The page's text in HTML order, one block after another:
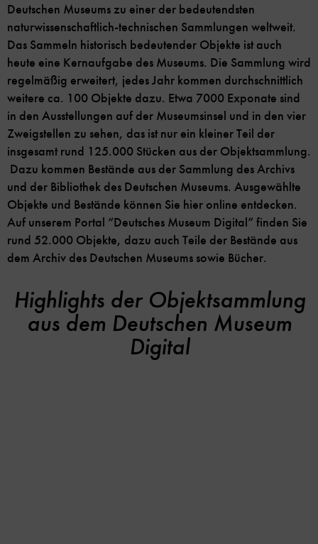
Deutschen Museums zu einer der bedeutendsten
naturwissenschaftlich-technischen Sammlungen weltweit.
Das Sammeln historisch bedeutender Objekte ist auch
heute eine Kernaufgabe des Museums. Die Sammlung wird
regelmäßig erweitert, jedes Jahr kommen durchschnittlich
weitere ca. 100 Objekte dazu. Etwa 7000 Exponate sind
in den Ausstellungen auf der Museumsinsel und in den vier
Zweigstellen zu sehen, das ist nur ein kleiner Teil der
insgesamt rund 125.000 Stücken aus der Objektsammlung.
Dazu kommen Bestände aus der Sammlung des Archivs
und der Bibliothek des Deutschen Museums. Ausgewählte
Objekte und Bestände können Sie hier online entdecken.
Auf unserem Portal “Deutsches Museum Digital” finden Sie
rund 52.000 Objekte, dazu auch Teile der Bestände aus
dem Archiv des Deutschen Museums sowie Bücher.
Highlights der Objektsammlung
aus dem Deutschen Museum
Digital